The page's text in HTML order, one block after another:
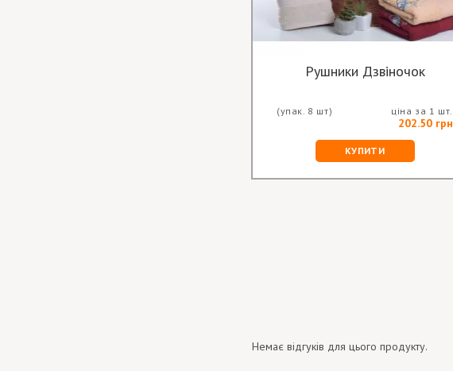
Рушники Дзвіночок
(упак. 8 шт) ціна за 1 шт.
202.50 грн
КУПИТИ
Немає відгуків для цього продукту.